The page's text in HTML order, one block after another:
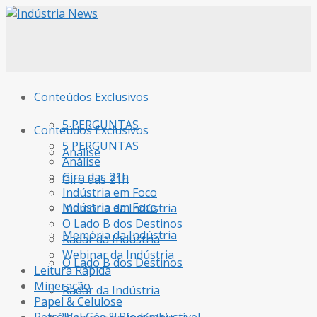
Conteúdos Exclusivos
5 PERGUNTAS
Análise
Giro das 21h
Indústria em Foco
Memória da Indústria
O Lado B dos Destinos
Radar da Indústria
Conteúdos Exclusivos
5 PERGUNTAS
Análise
Giro das 21h
Indústria em Foco
Memória da Indústria
O Lado B dos Destinos
Radar da Indústria
Webinar da Indústria
Leitura Rápida
Mineração
Papel & Celulose